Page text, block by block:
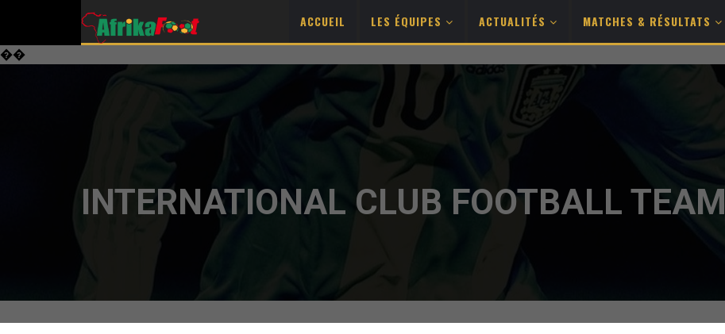
ACCUEIL LES ÉQUIPES ACTUALITÉS MATCHES & RÉSULTATS
��
INTERNATIONAL CLUB FOOTBALL TEAM